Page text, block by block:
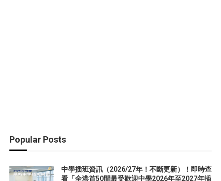
Popular Posts
中學插班資訊（2026/27年！不斷更新）！即時查
看「全港首50間最受歡迎中學2026年至2027年插